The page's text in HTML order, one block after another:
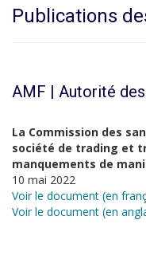
Publications
AMF | Autorité
La Commission des
société de trading et
manquements de
10 mai 2022
Voir le document (en
Voir le document (en